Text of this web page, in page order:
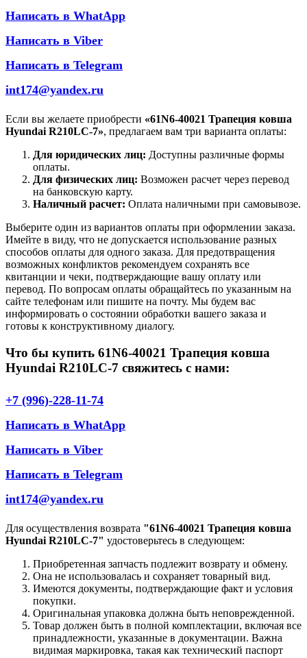
Написать в WhatApp
Написать в Viber
Написать в Telegram
int174@yandex.ru
Если вы желаете приобрести «61N6-40021 Трапеция ковша
Hyundai R210LC-7», предлагаем вам три варианта оплаты:
Для юридических лиц: Доступны различные формы
оплаты.
Для физических лиц: Возможен расчет через перевод
на банковскую карту.
Наличный расчет: Оплата наличными при самовывозе.
Выберите один из вариантов оплаты при оформлении заказа.
Имейте в виду, что не допускается использование разных
способов оплаты для одного заказа. Для предотвращения
возможных конфликтов рекомендуем сохранять все
квитанции и чеки, подтверждающие вашу оплату или
перевод. По вопросам оплаты обращайтесь по указанным на
сайте телефонам или пишите на почту. Мы будем вас
информировать о состоянии обработки вашего заказа и
готовы к конструктивному диалогу.
Что бы купить 61N6-40021 Трапеция ковша
Hyundai R210LC-7 свяжитесь с нами:
+7 (996)-228-11-74
Написать в WhatApp
Написать в Viber
Написать в Telegram
int174@yandex.ru
Для осуществления возврата "61N6-40021 Трапеция ковша
Hyundai R210LC-7" удостоверьтесь в следующем:
Приобретенная запчасть подлежит возврату и обмену.
Она не использовалась и сохраняет товарный вид.
Имеются документы, подтверждающие факт и условия
покупки.
Оригинальная упаковка должна быть неповрежденной.
Товар должен быть в полной комплектации, включая все
принадлежности, указанные в документации. Важна
видимая маркировка, такая как технический паспорт